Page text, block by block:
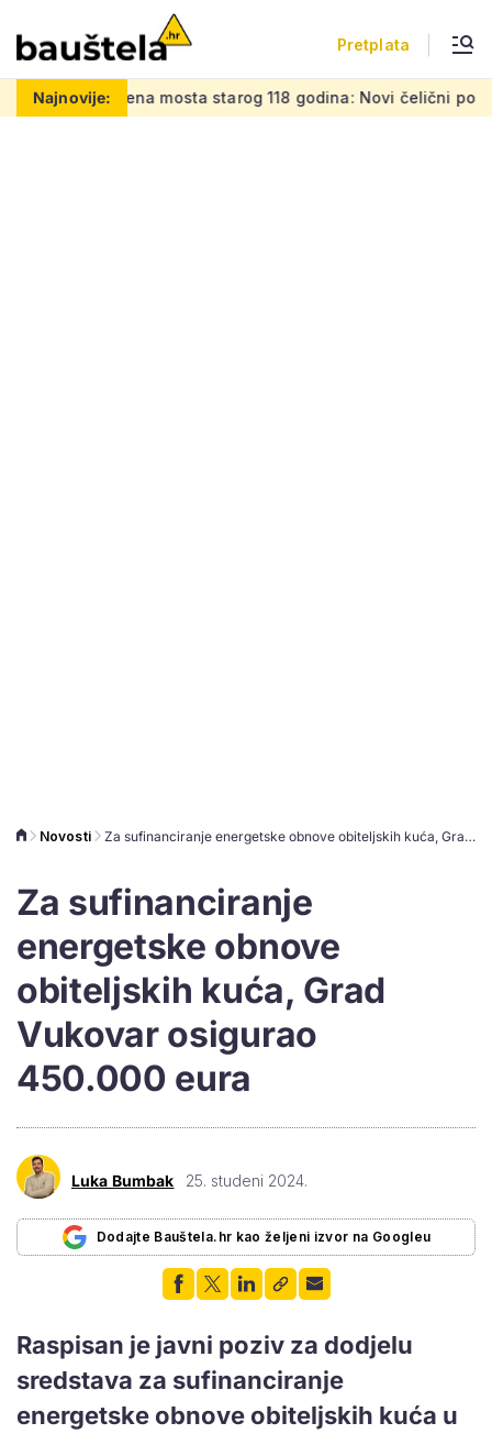
Pretplata
Najnovije:
mosta starog 118 godina: Novi čelični poluluk lebdi nad
Novosti Za sufinanciranje energetske obnove obiteljskih kuća, Grad Vukovar osigurao 450.000 eura
Za sufinanciranje
energetske obnove
obiteljskih kuća, Grad
Vukovar osigurao
450.000 eura
Luka Bumbak 25. studeni 2024.
Dodajte Bauštela.hr kao željeni izvor na Googleu
Raspisan je javni poziv za dodjelu
sredstava za sufinanciranje
energetske obnove obiteljskih kuća u